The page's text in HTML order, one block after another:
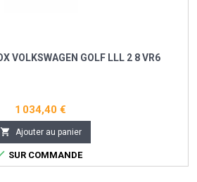
VOLKSWAGEN GOLF LLL 2 8 VR6
1 034,40 €
 Ajouter au panier
SUR COMMANDE